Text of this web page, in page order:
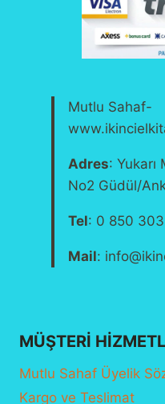
Mutlu Sahaf-
Adres: Yukarı
No2 Güdül/
Tel: 0 850
Mail:
MÜŞTERI
Mutlu Sahaf Üyelik
Kargo ve Teslimat